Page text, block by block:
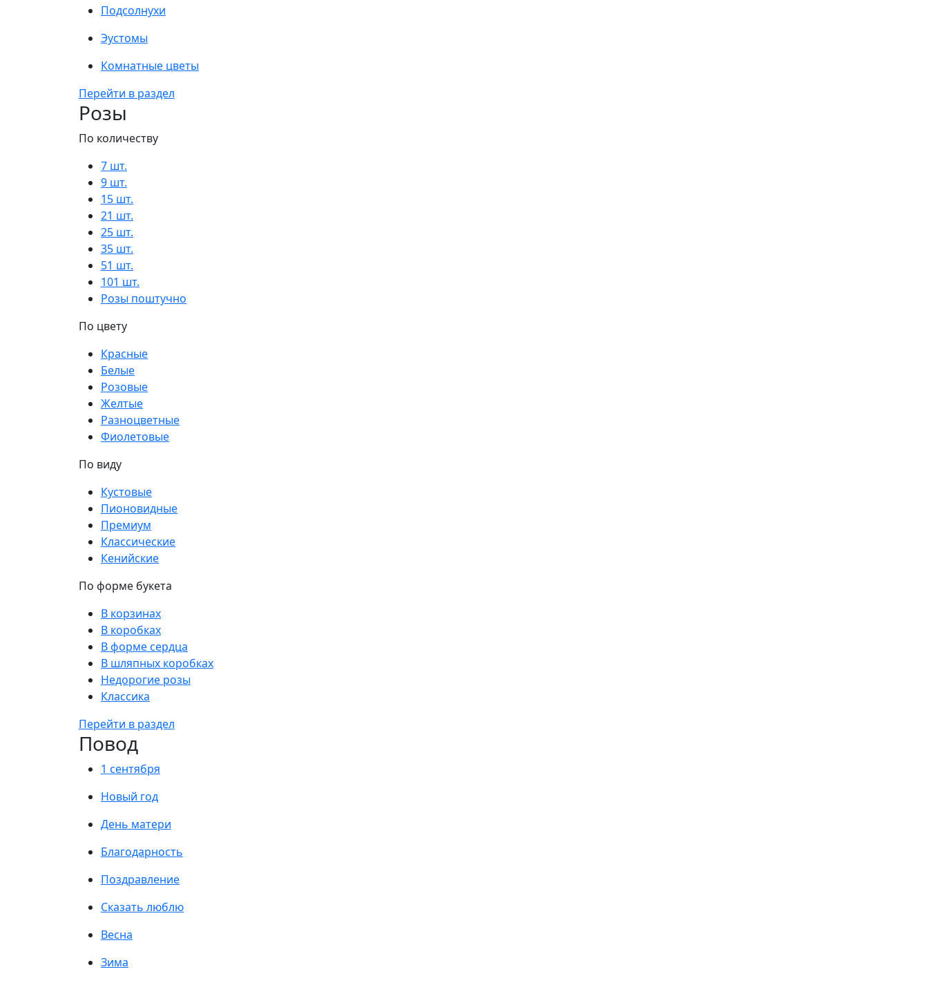
Подсолнухи
Эустомы
Комнатные цветы
Перейти в раздел
Розы
По количеству
7 шт.
9 шт.
15 шт.
21 шт.
25 шт.
35 шт.
51 шт.
101 шт.
Розы поштучно
По цвету
Красные
Белые
Розовые
Желтые
Разноцветные
Фиолетовые
По виду
Кустовые
Пионовидные
Премиум
Классические
Кенийские
По форме букета
В корзинах
В коробках
В форме сердца
В шляпных коробках
Недорогие розы
Классика
Перейти в раздел
Повод
1 сентября
Новый год
День матери
Благодарность
Поздравление
Сказать люблю
Весна
Зима